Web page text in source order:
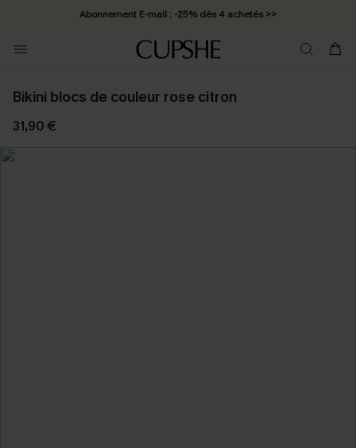
Abonnement E-mail : -25% dès 4 achetés >>
Bikini blocs de couleur rose citron
31,90 €